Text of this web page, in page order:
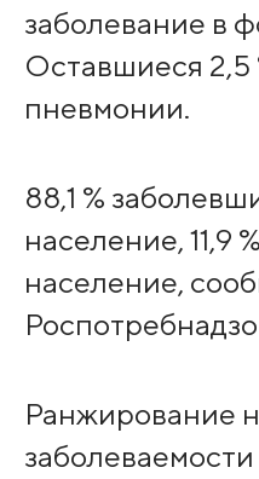
заболевание в
Оставшиеся 2,5
пневмонии.
88,1 %
население, 11,9
население,
Ранжирование